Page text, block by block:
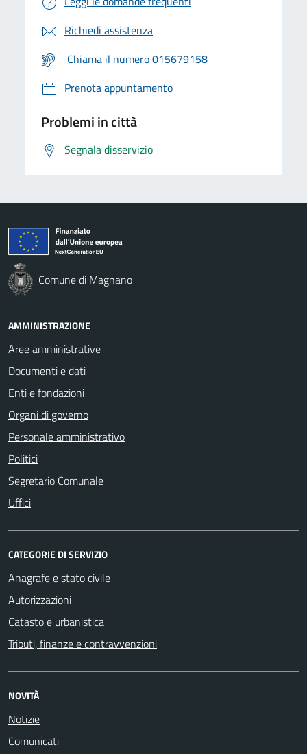
Richiedi assistenza
Chiama il numero 015679158
Prenota appuntamento
Problemi in città
Segnala disservizio
Comune di Magnano
AMMINISTRAZIONE
Aree amministrative
Documenti e dati
Enti e fondazioni
Organi di governo
Personale amministrativo
Politici
Segretario Comunale
Uffici
CATEGORIE DI SERVIZIO
Anagrafe e stato civile
Autorizzazioni
Catasto e urbanistica
Tributi, finanze e contravvenzioni
NOVITÀ
Notizie
Comunicati